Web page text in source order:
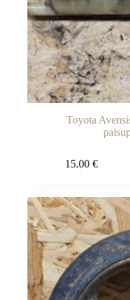
Toyota
15.00 €